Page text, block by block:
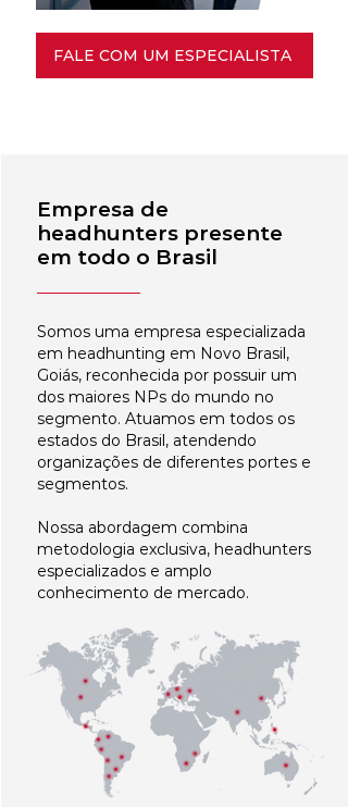
FALE COM UM ESPECIALISTA
Empresa de
headhunters presente
em todo o Brasil
Somos uma empresa especializada
em headhunting em Novo Brasil,
Goiás, reconhecida por possuir um
dos maiores NPs do mundo no
segmento. Atuamos em todos os
estados do Brasil, atendendo
organizações de diferentes portes e
segmentos.
Nossa abordagem combina
metodologia exclusiva, headhunters
especializados e amplo
conhecimento de mercado.